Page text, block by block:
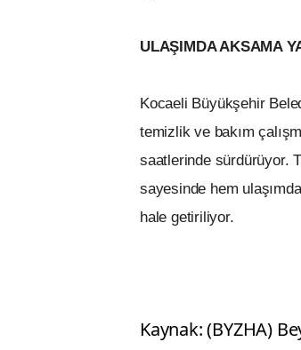
ULAŞIMDA AKSAMA
Kocaeli Büyükşehir
temizlik ve bakım
saatlerinde sürdürüyor.
sayesinde hem
hale getiriliyor.
Kaynak: (BYZHA)